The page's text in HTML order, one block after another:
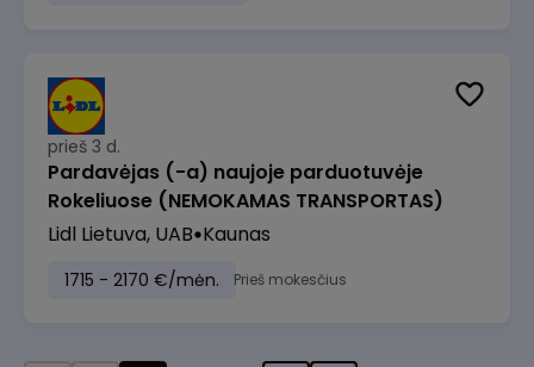
prieš 3 d.
Pardavėjas (-a) naujoje parduotuvėje
Rokeliuose (NEMOKAMAS TRANSPORTAS)
Lidl Lietuva, UAB Kaunas
1715 - 2170 €/mėn. Prieš mokesčius